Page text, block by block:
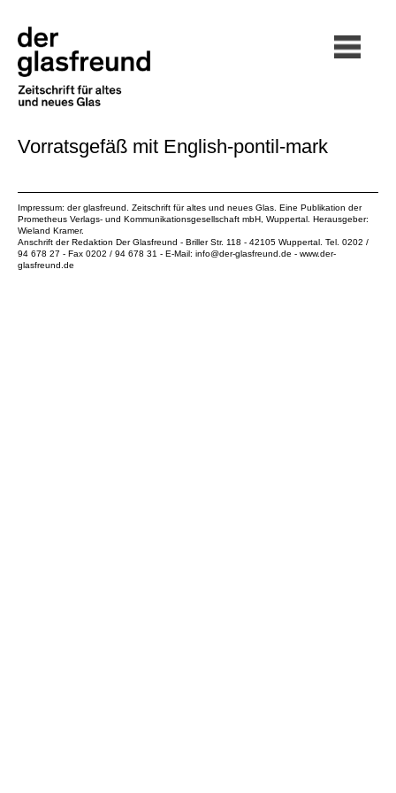
Vorratsgefäß mit English-pontil-mark
Impressum: der glasfreund. Zeitschrift für altes und neues Glas. Eine Publikation der
Prometheus Verlags- und Kommunikationsgesellschaft mbH , Wuppertal. Herausgeber:
Wieland Kramer.
Anschrift der Redaktion Der Glasfreund - Briller Str. 118 - 42105 Wuppertal. Tel. 0202 /
94 678 27 - Fax 0202 / 94 678 31 - E-Mail: info@der-glasfreund.de - www.der-
glasfreund.de